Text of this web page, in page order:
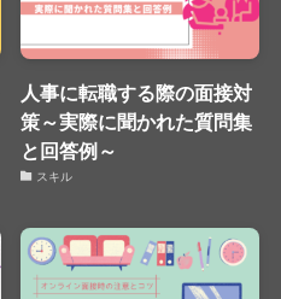
人事に転職する際の面接対
策～実際に聞かれた質問集
と回答例～
スキル